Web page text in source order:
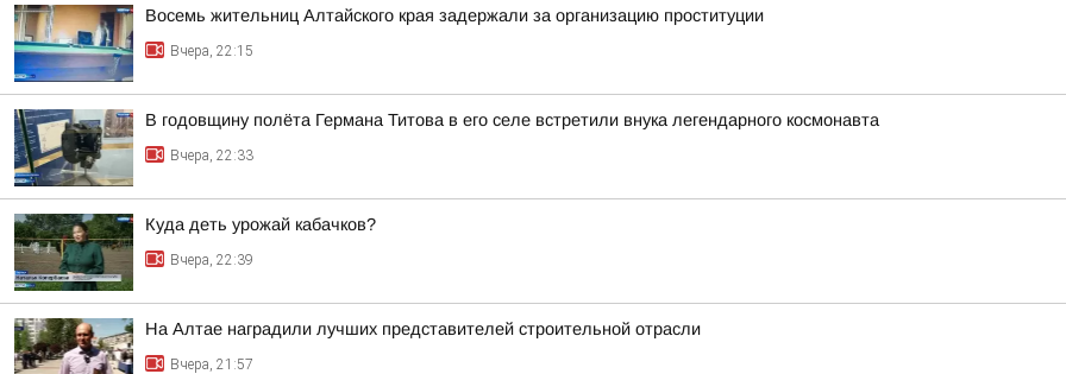
Восемь жительниц Алтайского края задержали за организацию проституции
Вчера, 22:15
В годовщину полёта Германа Титова в его селе встретили внука легендарного космонавта
Вчера, 22:33
Куда деть урожай кабачков?
Вчера, 22:39
На Алтае наградили лучших представителей строительной отрасли
Вчера, 21:57